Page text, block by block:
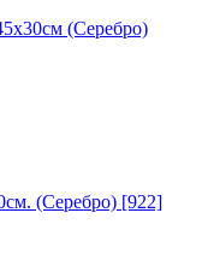
(Серебро)
(Серебро) [922]